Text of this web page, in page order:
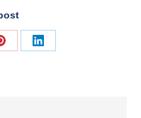
Share